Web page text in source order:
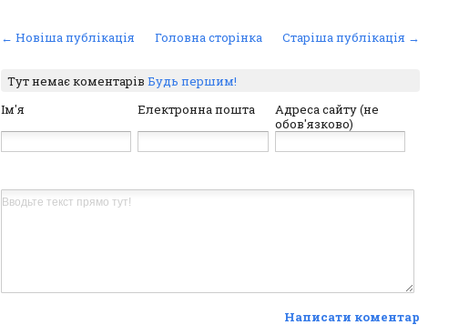
← Новіша публікація Старіша публікація →
Головна сторінка
Тут немає коментарів Будь першим!
Ім'я
Електронна пошта
Адреса сайту (не
обов'язково)
Написати коментар